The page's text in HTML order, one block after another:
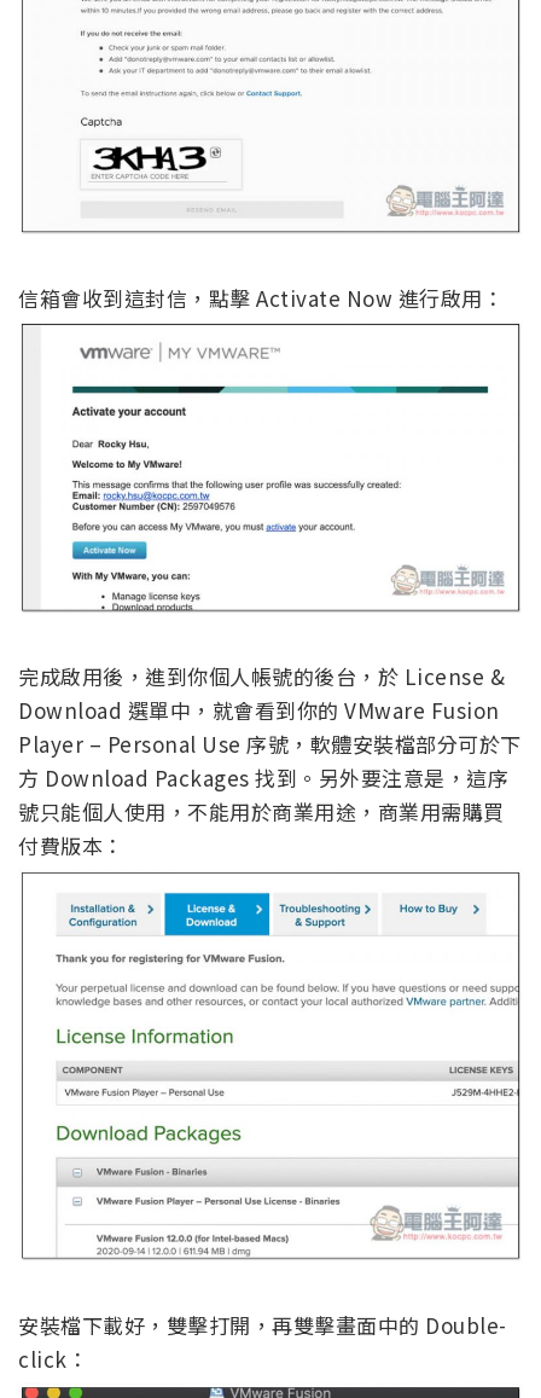
信箱會收到這封信，點擊 Activate Now 進行啟用：
完成啟用後，進到你個人帳號的後台，於 License &
Download 選單中，就會看到你的 VMware Fusion
Player – Personal Use 序號，軟體安裝檔部分可於下
方 Download Packages 找到。另外要注意是，這序
號只能個人使用，不能用於商業用途，商業用需購買
付費版本：
安裝檔下載好，雙擊打開，再雙擊畫面中的 Double-
click：